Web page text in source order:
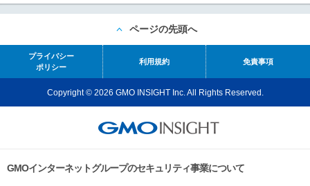
ページの先頭へ
プライバシー
ポリシー
利用規約 免責事項
Copyright © 2026 GMO INSIGHT Inc. All Rights Reserved.
GMOインターネットグループのセキュリティ事業について